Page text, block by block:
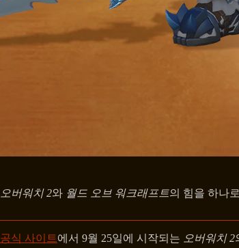
오버워치 2와 월드 오브 워크래프트의 힘을 하나
공식 사이트 에서 9월 25일에 시작되는 오버워치 2